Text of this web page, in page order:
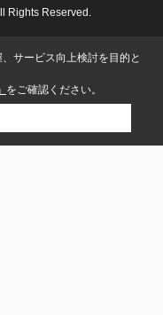
Rights Reserved.
サービス向上検討を目的と
をご確認ください。